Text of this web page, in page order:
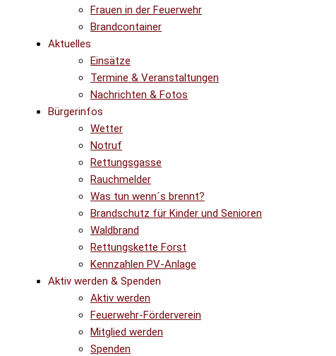
Frauen in der Feuerwehr
Brandcontainer
Aktuelles
Einsätze
Termine & Veranstaltungen
Nachrichten & Fotos
Bürgerinfos
Wetter
Notruf
Rettungsgasse
Rauchmelder
Was tun wenn´s brennt?
Brandschutz für Kinder und Senioren
Waldbrand
Rettungskette Forst
Kennzahlen PV-Anlage
Aktiv werden & Spenden
Aktiv werden
Feuerwehr-Förderverein
Mitglied werden
Spenden